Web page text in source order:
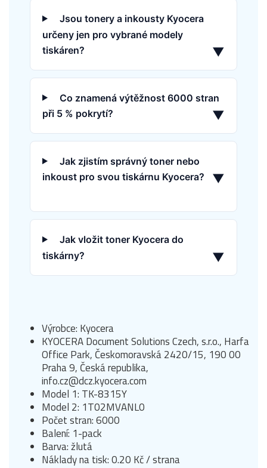
Jsou tonery a inkousty Kyocera
určeny jen pro vybrané modely
tiskáren?
▼
Co znamená výtěžnost 6000 stran
při 5 % pokrytí?
▼
Jak zjistím správný toner nebo
inkoust pro svou tiskárnu Kyocera?
▼
Jak vložit toner Kyocera do
tiskárny?
▼
Výrobce: Kyocera
KYOCERA Document Solutions Czech, s.r.o., Harfa
Office Park, Českomoravská 2420/15, 190 00
Praha 9, Česká republika,
info.cz@dcz.kyocera.com
Model 1: TK-8315Y
Model 2: 1T02MVANL0
Počet stran: 6000
Balení: 1-pack
Barva: žlutá
Náklady na tisk: 0.20 Kč / strana